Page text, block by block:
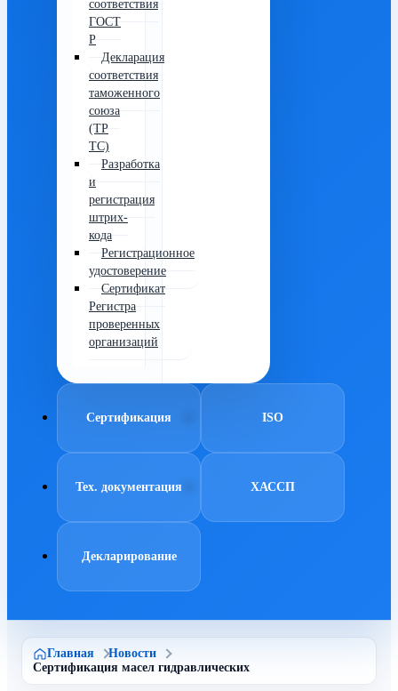
соответствия
ГОСТ
Р
Декларация
соответствия
таможенного
союза
(ТР
ТС)
Разработка
и
регистрация
штрих-
кода
Регистрационное
удостоверение
Сертификат
Регистра
проверенных
организаций
Сертификация ISO
Тех. документация ХАССП
Декларирование
Главная
Новости
Сертификация масел гидравлических